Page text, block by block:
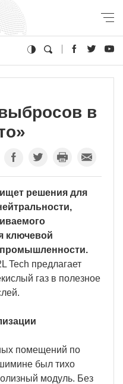
в
решения для
ключевой
Tech предлагает
газ в полезное
помещений по
был тихо
модуль. Без